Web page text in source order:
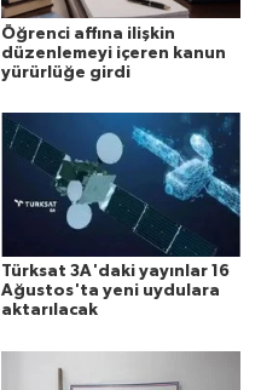
Öğrenci affına ilişkin
düzenlemeyi içeren kanun
yürürlüğe girdi
Türksat 3A'daki yayınlar 16
Ağustos'ta yeni uydulara
aktarılacak